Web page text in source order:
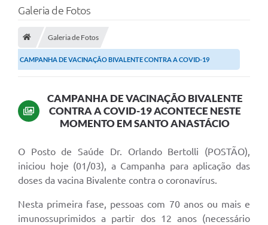
Galeria de Fotos
Galeria de Fotos
CAMPANHA DE VACINAÇÃO BIVALENTE CONTRA A COVID-19
CAMPANHA DE VACINAÇÃO BIVALENTE
CONTRA A COVID-19 ACONTECE NESTE
MOMENTO EM SANTO ANASTÁCIO
O Posto de Saúde Dr. Orlando Bertolli (POSTÃO),
iniciou hoje (01/03), a Campanha para aplicação das
doses da vacina Bivalente contra o coronavírus.
Nesta primeira fase, pessoas com 70 anos ou mais e
imunossuprimidos a partir dos 12 anos (necessário